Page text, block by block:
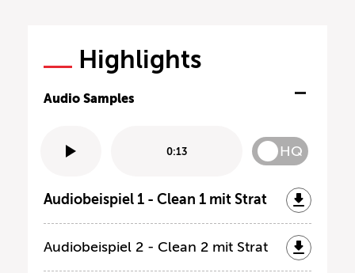
Highlights
Audio Samples
0:13 HQ
Audiobeispiel 1 - Clean 1 mit Strat
Audiobeispiel 2 - Clean 2 mit Strat